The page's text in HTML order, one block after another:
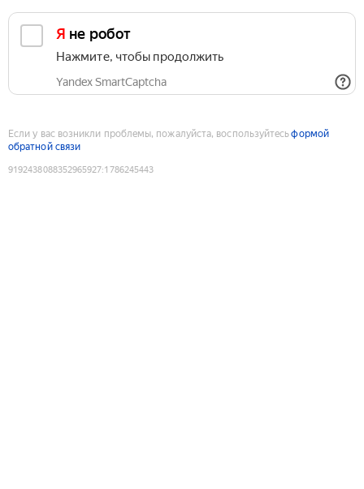
Я не робот
Нажмите, чтобы продолжить
Yandex SmartCaptcha
Если у вас возникли проблемы, пожалуйста, воспользуйтесьформой
обратной связи
9192438088352965927:1786245443